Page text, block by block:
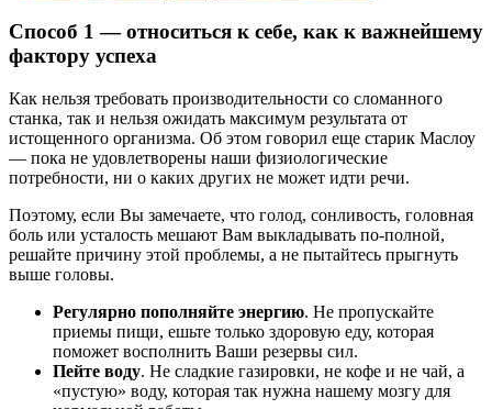
Способ 1 — относиться к себе, как к важнейшему
фактору успеха
Как нельзя требовать производительности со сломанного
станка, так и нельзя ожидать максимум результата от
истощенного организма. Об этом говорил еще старик Маслоу
— пока не удовлетворены наши физиологические
потребности, ни о каких других не может идти речи.
Поэтому, если Вы замечаете, что голод, сонливость, головная
боль или усталость мешают Вам выкладывать по-полной,
решайте причину этой проблемы, а не пытайтесь прыгнуть
выше головы.
Регулярно пополняйте энергию. Не пропускайте
приемы пищи, ешьте только здоровую еду, которая
поможет восполнить Ваши резервы сил.
Пейте воду. Не сладкие газировки, не кофе и не чай, а
«пустую» воду, которая так нужна нашему мозгу для